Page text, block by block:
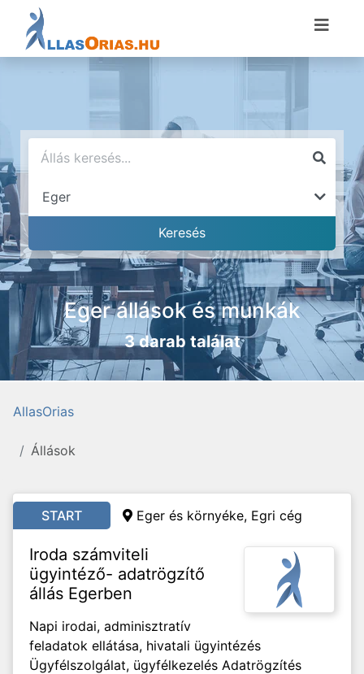
Eger állások és munkák
3 darab találat
AllasOrias
Állások
START Eger és környéke, Egri cég
Iroda számviteli
ügyintéző- adatrögzítő
állás Egerben
Napi irodai, adminisztratív
feladatok ellátása, hivatali ügyintézés
Ügyfélszolgálat, ügyfélkezelés Adatrögzítés